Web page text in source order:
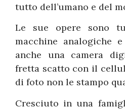
tutto dell’umano e del
Le sue opere sono
macchine analogiche
anche una camera
fretta scatto con il
di foto non le stampo
Cresciuto in una